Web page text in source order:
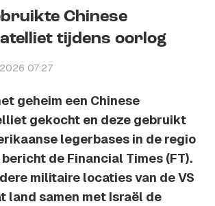
Chinese
tijdens oorlog
07:27
geheim een Chinese
gekocht en deze gebruikt
legerbases in de regio
de Financial Times (FT).
militaire locaties van de VS
land samen met Israël de